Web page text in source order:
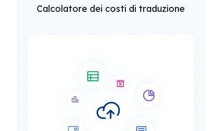
Calcolatore dei costi di traduzione